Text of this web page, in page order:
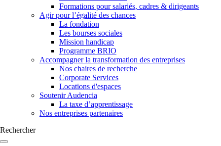
Formations pour salariés, cadres & dirigeants
Agir pour l’égalité des chances
La fondation
Les bourses sociales
Mission handicap
Programme BRIO
Accompagner la transformation des entreprises
Nos chaires de recherche
Corporate Services
Locations d'espaces
Soutenir Audencia
La taxe d’apprentissage
Nos entreprises partenaires
Rechercher